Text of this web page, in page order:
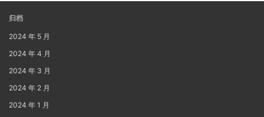
归档
2024 年 5 月
2024 年 4 月
2024 年 3 月
2024 年 2 月
2024 年 1 月